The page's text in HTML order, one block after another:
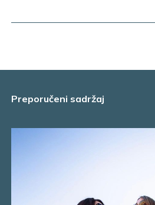
Preporučeni sadržaj